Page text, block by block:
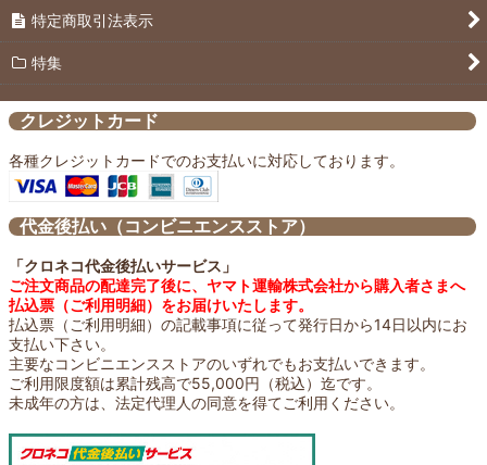
特定商取引法表示
特集
クレジットカード
各種クレジットカードでのお支払いに対応しております。
代金後払い（コンビニエンスストア）
「クロネコ代金後払いサービス」
ご注文商品の配達完了後に、ヤマト運輸株式会社から購入者さまへ
払込票（ご利用明細）をお届けいたします。
払込票（ご利用明細）の記載事項に従って発行日から14日以内にお
支払い下さい。
主要なコンビニエンスストアのいずれでもお支払いできます。
ご利用限度額は累計残高で55,000円（税込）迄です。
未成年の方は、法定代理人の同意を得てご利用ください。